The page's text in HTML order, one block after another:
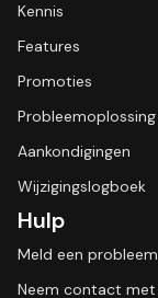
Kennis
Features
Promoties
Probleemoplossing
Aankondigingen
Wijzigingslogboek
Hulp
Meld een probleem
Neem contact